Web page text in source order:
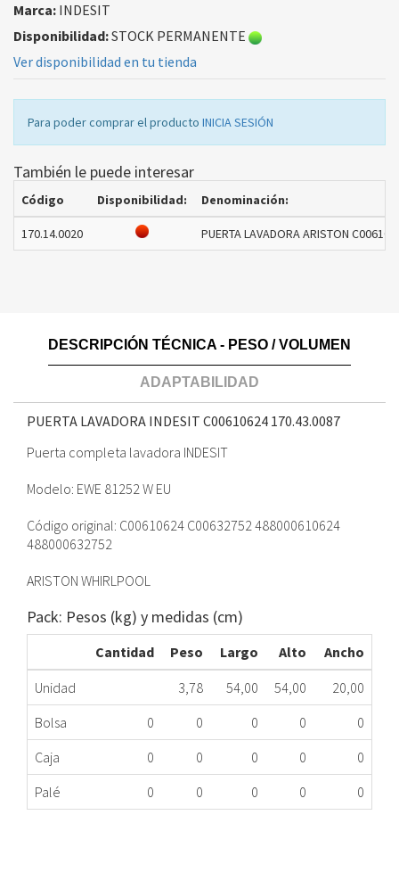
Marca: INDESIT
Disponibilidad:STOCK PERMANENTE
Ver disponibilidad en tu tienda
Para poder comprar el producto INICIA SESIÓN
También le puede interesar
Código Disponibilidad: Denominación:
170.14.0020 PUERTA LAVADORA ARISTON
DESCRIPCIÓN TÉCNICA - PESO / VOLUMEN
ADAPTABILIDAD
PUERTA LAVADORA INDESIT C00610624 170.43.0087
Puerta completa lavadora INDESIT
Modelo: EWE 81252 W EU
Código original: C00610624 C00632752 488000610624
488000632752
ARISTON WHIRLPOOL
Pack: Pesos (kg) y medidas (cm)
Cantidad Peso Largo Alto
Ancho
Unidad
3,78 54,00 54,00
20,00
Bolsa
0 0 0 0
0
Caja
0 0 0 0
0
Palé
0 0 0 0 0